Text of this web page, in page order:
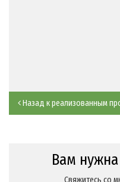
Назад к реализованным
Вам нужна
Свяжитесь со